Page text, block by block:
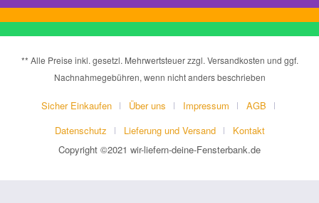
** Alle Preise inkl. gesetzl. Mehrwertsteuer zzgl. Versandkosten und ggf.
Nachnahmegebühren, wenn nicht anders beschrieben
Sicher Einkaufen Über uns Impressum
AGB
Datenschutz
Lieferung und Versand
Kontakt
Copyright ©2021 wir-liefern-deine-Fensterbank.de